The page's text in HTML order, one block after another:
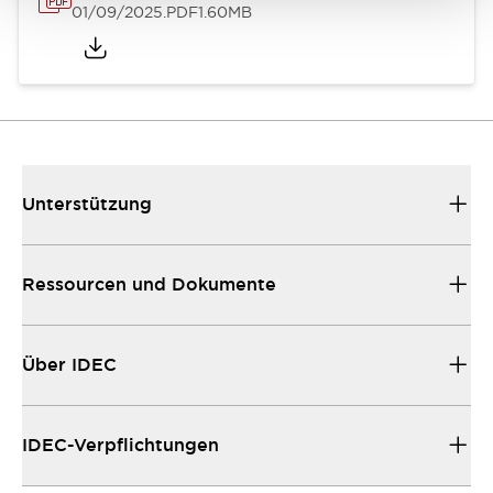
01/09/2025.PDF1.60MB
Unterstützung
Ressourcen und Dokumente
Über IDEC
IDEC-Verpflichtungen